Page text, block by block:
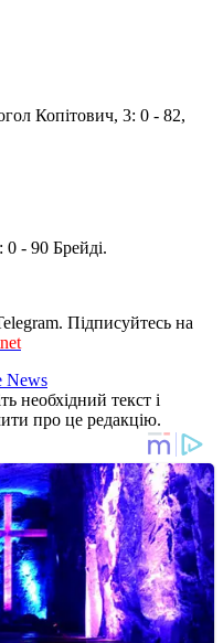
Копітович, 3: 0 - 82,
0 - 90 Брейді.
Підписуйтесь на
News
необхідний текст і
про це редакцію.